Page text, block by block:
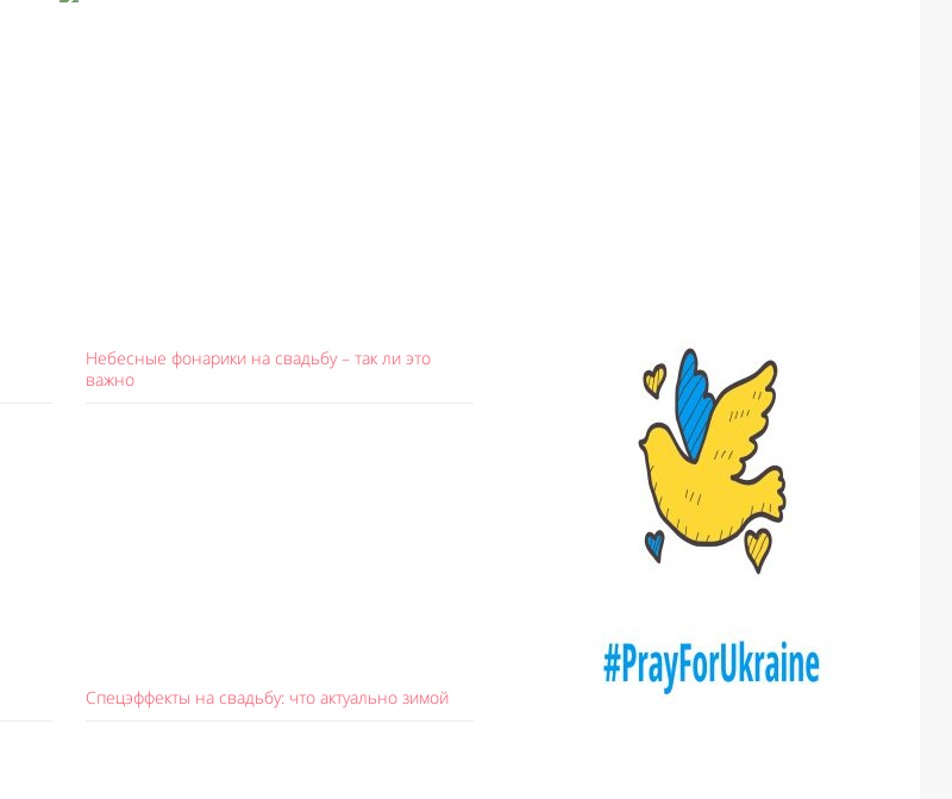
Небесные фонарики на свадьбу – так ли это
важно
Спецэффекты на свадьбу: что актуально зимой